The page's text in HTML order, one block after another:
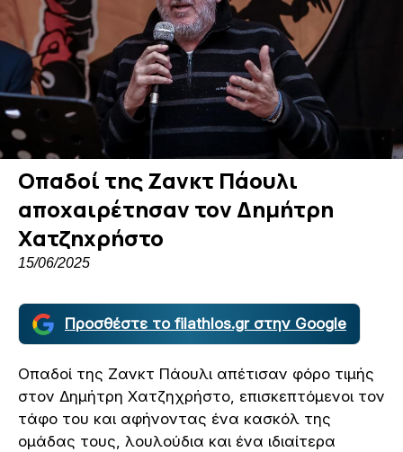
Οπαδοί της Ζανκτ Πάουλι
αποχαιρέτησαν τον Δημήτρη
Χατζηχρήστο
15/06/2025
Προσθέστε το filathlos.gr στην Google
Οπαδοί της Ζανκτ Πάουλι απέτισαν φόρο τιμής
στον Δημήτρη Χατζηχρήστο, επισκεπτόμενοι τον
τάφο του και αφήνοντας ένα κασκόλ της
ομάδας τους, λουλούδια και ένα ιδιαίτερα